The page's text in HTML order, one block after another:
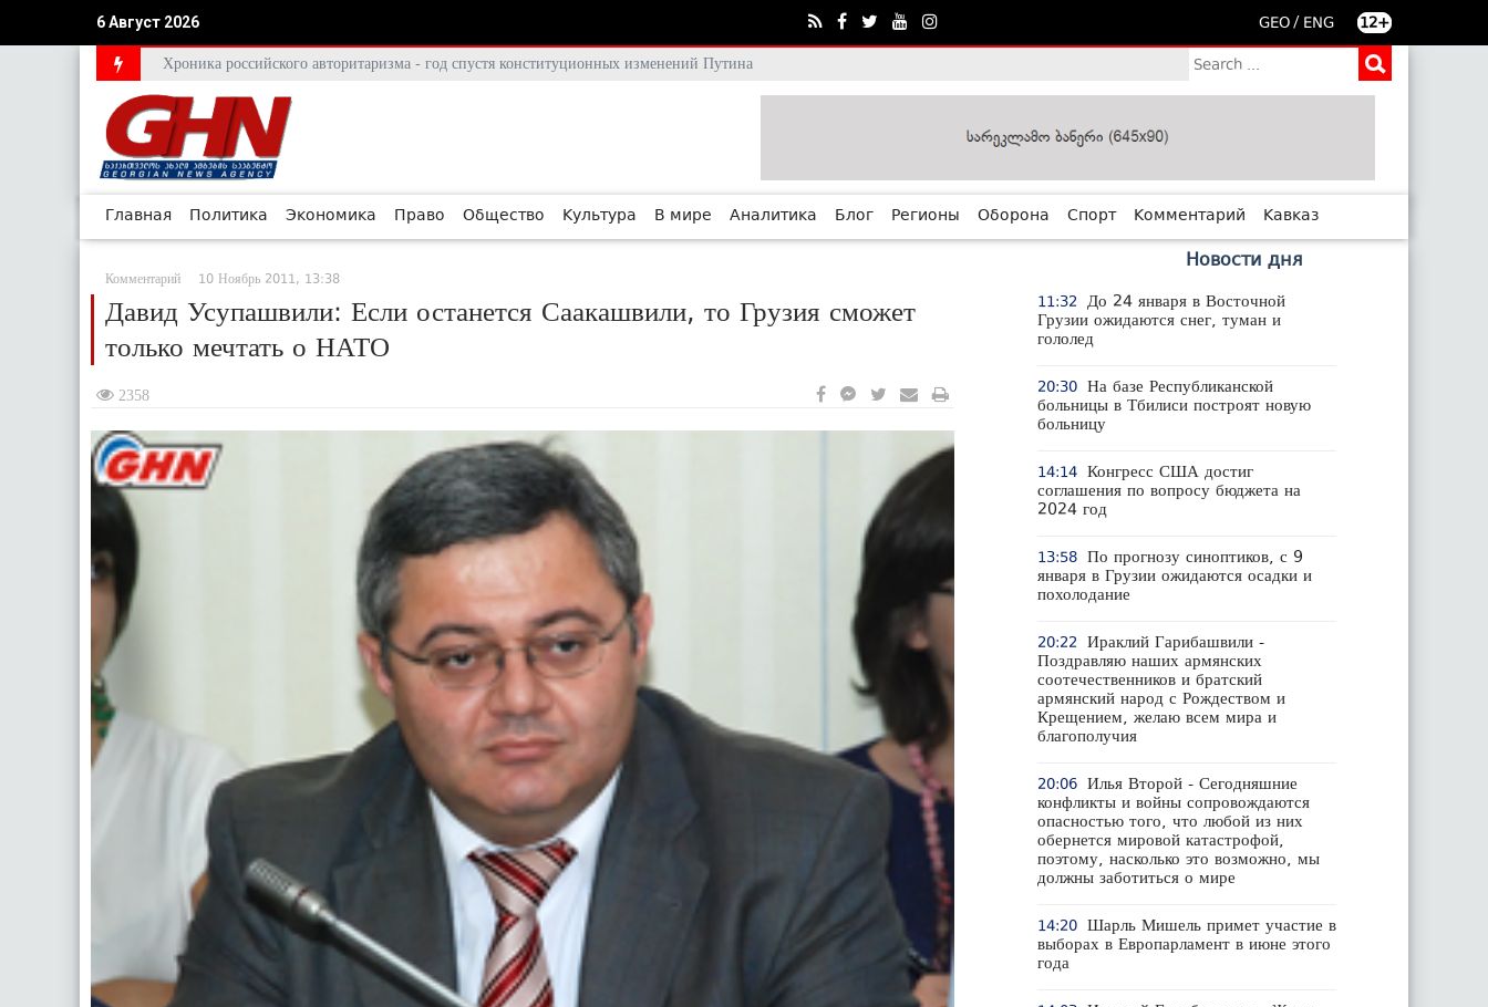
6 Август 2026 GEO / ENG 12+
Хроника российского авторитаризма - год спустя конституционных изменений Путина
Главная Политика Экономика Право Общество Культура В мире Аналитика Блог Регионы Оборона Спорт Комментарий Кавказ
Комментарий 10 Ноябрь 2011, 13:38
Давид Усупашвили: Если останется Саакашвили, то Грузия сможет
только мечтать о НАТО
2358
Новости дня
11:32
До 24 января в Восточной
Грузии ожидаются снег, туман и
гололед
20:30 На базе Республиканской
больницы в Тбилиси построят новую
больницу
14:14 Конгресс США достиг
соглашения по вопросу бюджета на
2024 год
13:58 По прогнозу синоптиков, с 9
января в Грузии ожидаются осадки и
похолодание
20:22
Ираклий Гарибашвили -
Поздравляю наших армянских
соотечественников и братский
армянский народ с Рождеством и
Крещением, желаю всем мира и
благополучия
20:06 Илья Второй - Сегодняшние
конфликты и войны сопровождаются
опасностью того, что любой из них
обернется мировой катастрофой,
поэтому, насколько это возможно, мы
должны заботиться о мире
14:20 Шарль Мишель примет участие в
выборах в Европарламент в июне этого
года